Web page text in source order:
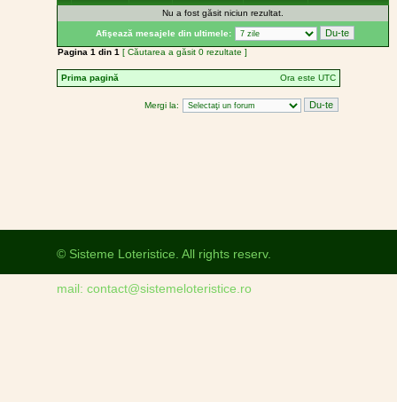
Nu a fost găsit niciun rezultat.
Afişează mesajele din ultimele:
Pagina 1 din 1 [ Căutarea a găsit 0 rezultate ]
Prima pagină Ora este UTC
Mergi la:
© Sisteme Loteristice. All rights reserv.
mail: contact@sistemeloteristice.ro